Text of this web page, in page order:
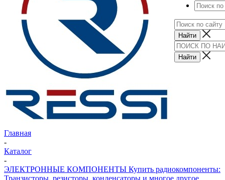
Главная
-
Каталог
-
ЭЛЕКТРОННЫЕ КОМПОНЕНТЫ Купить радиокомпоненты:
Транзисторы, резисторы, конденсаторы и многое другое